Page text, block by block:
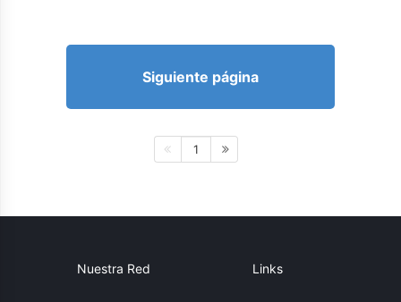
Siguiente página
1
Nuestra Red Links